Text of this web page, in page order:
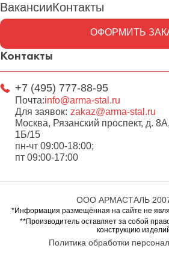
ВакансииКонтакты
ОФОРМИТЬ
Контакты
+7 (495) 777-88-95
Почта:info@arma-stal.ru
Для заявок: zakaz@arma-stal.ru
Москва, Рязанский проспект, д.
1Б/15
пн-чт 09:00-18:00;
пт 09:00-17:00
ООО АРМАСТАЛЬ
*Информация размещённая на сайте не
**Производитель оставляет за собой
конструкцию
Политика обработки